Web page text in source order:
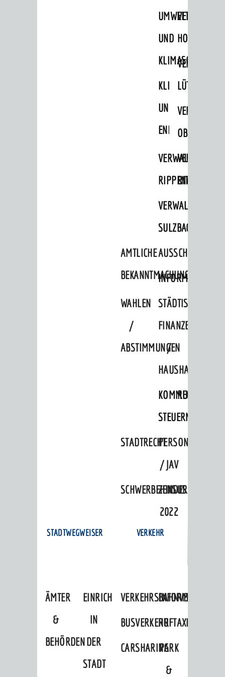
UMWELT-
UND
KLIMASCHUTZ
KLIMASCHUTZ
UND
RIPPENWEIER
SULZBACH
AMTLICHE
BEKANNTMACHUNGEN
WAHLEN
/
ABSTIMMUNGEN
STÄDTISCHE
FINANZEN
/
HAUSHALT
KOMMUNALE
STEUERN
STADTRECHTPERSONALRAT
/ JAV
ZENSUS
2022
STADTWEGWEISER
ÄMTER
&
BEHÖRDEN
EINRICHTUNGEN
IN
DER
STADT
VERKEHR
VERKEHRSINFORMATIONEN
BAHNVERKEHR
BUSVERKEHRRUFTAXI
CARSHARINGPARK
&
STADTPLAN / GEOPORTAL
Datenschutz
Datenschutz-